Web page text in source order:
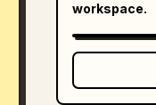
workspace.